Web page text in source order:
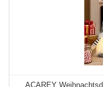
ACAREY